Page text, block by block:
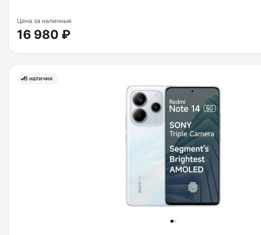
Цена за наличные
16 980 ₽
В наличии